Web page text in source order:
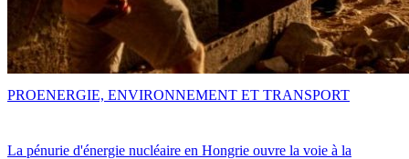
La pénurie d'énergie nucléaire en Hongrie ouvre la voie à la
PROENERGIE, ENVIRONNEMENT ET TRANSPORT